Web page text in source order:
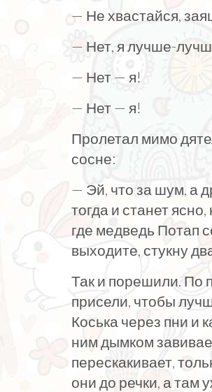
— Не хвастайся,
— Нет, я лучше-
— Нет — я!
— Нет — я!
Пролетал мимо
сосне:
— Эй, что за шум, а
тогда и станет
где медведь Потап
выходите, стукну
Так и порешили. По
присели, чтобы
Коська через пни и
ним дымком
перескакивает,
они до речки, а там